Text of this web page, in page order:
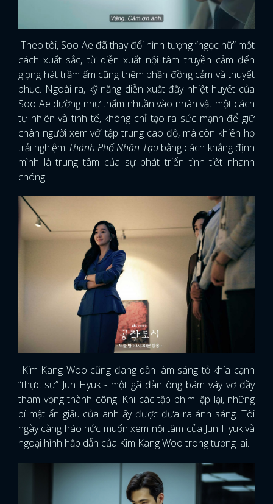
Theo tôi, Soo Ae đã thay đổi hình tượng “ngọc nữ” một
cách xuất sắc, từ diễn xuất nội tâm truyền cảm đến
giọng hát trầm ấm cũng thêm phần đồng cảm và thuyết
phục. Ngoài ra, kỹ năng diễn xuất đầy nhiệt huyết của
Soo Ae dường như thấm nhuần vào nhân vật một cách
tự nhiên và tinh tế, không chỉ tạo ra sức mạnh để giữ
chân người xem với tập trung cao độ, mà còn khiến họ
trải nghiệm Thành Phố Nhân Tạobằng cách khẳng định
mình là trung tâm của sự phát triển tình tiết nhanh
chóng.
Kim Kang Woo cũng đang dần làm sáng tỏ khía cạnh
“thực sự” Jun Hyuk - một gã đàn ông bám váy vợ đầy
tham vọng thành công. Khi các tập phim lặp lại, những
bí mật ẩn giấu của anh ấy được đưa ra ánh sáng. Tôi
ngày càng háo hức muốn xem nội tâm của Jun Hyuk và
ngoại hình hấp dẫn của Kim Kang Woo trong tương lai.